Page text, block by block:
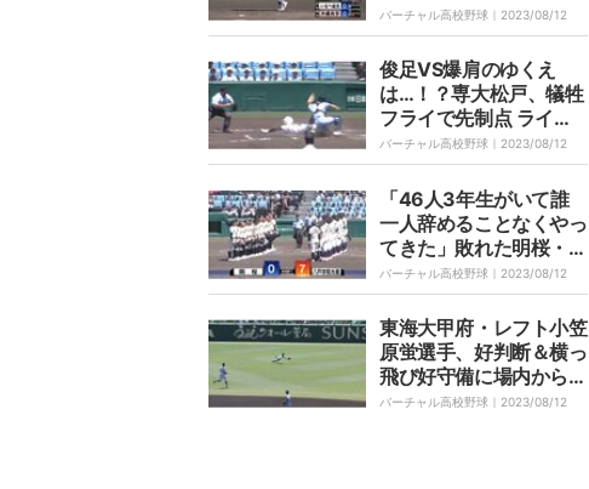
を刺す エース助けた送
球に「ピンポイントです
ね！」解説者も絶賛
バーチャル高校野球｜ 2023/08/12
俊足VS爆肩のゆくえ
は…！？専大松戸、犠牲
フライで先制点 ライト
からの好返球も三塁ラン
ナーが間一髪のヘッドス
ライディングに場内から
どよめき
バーチャル高校野球｜ 2023/08/12
「46人3年生がいて誰
一人辞めることなくやっ
てきた」敗れた明桜・輿
石監督が選手に感じたチ
ーム一丸の“諦めない野
球”
バーチャル高校野球｜ 2023/08/12
東海大甲府・レフト小笠
原蛍選手、好判断＆横っ
飛び好守備に場内から大
歓声「今のはかっこよす
バーチャル高校野球｜ 2023/08/12